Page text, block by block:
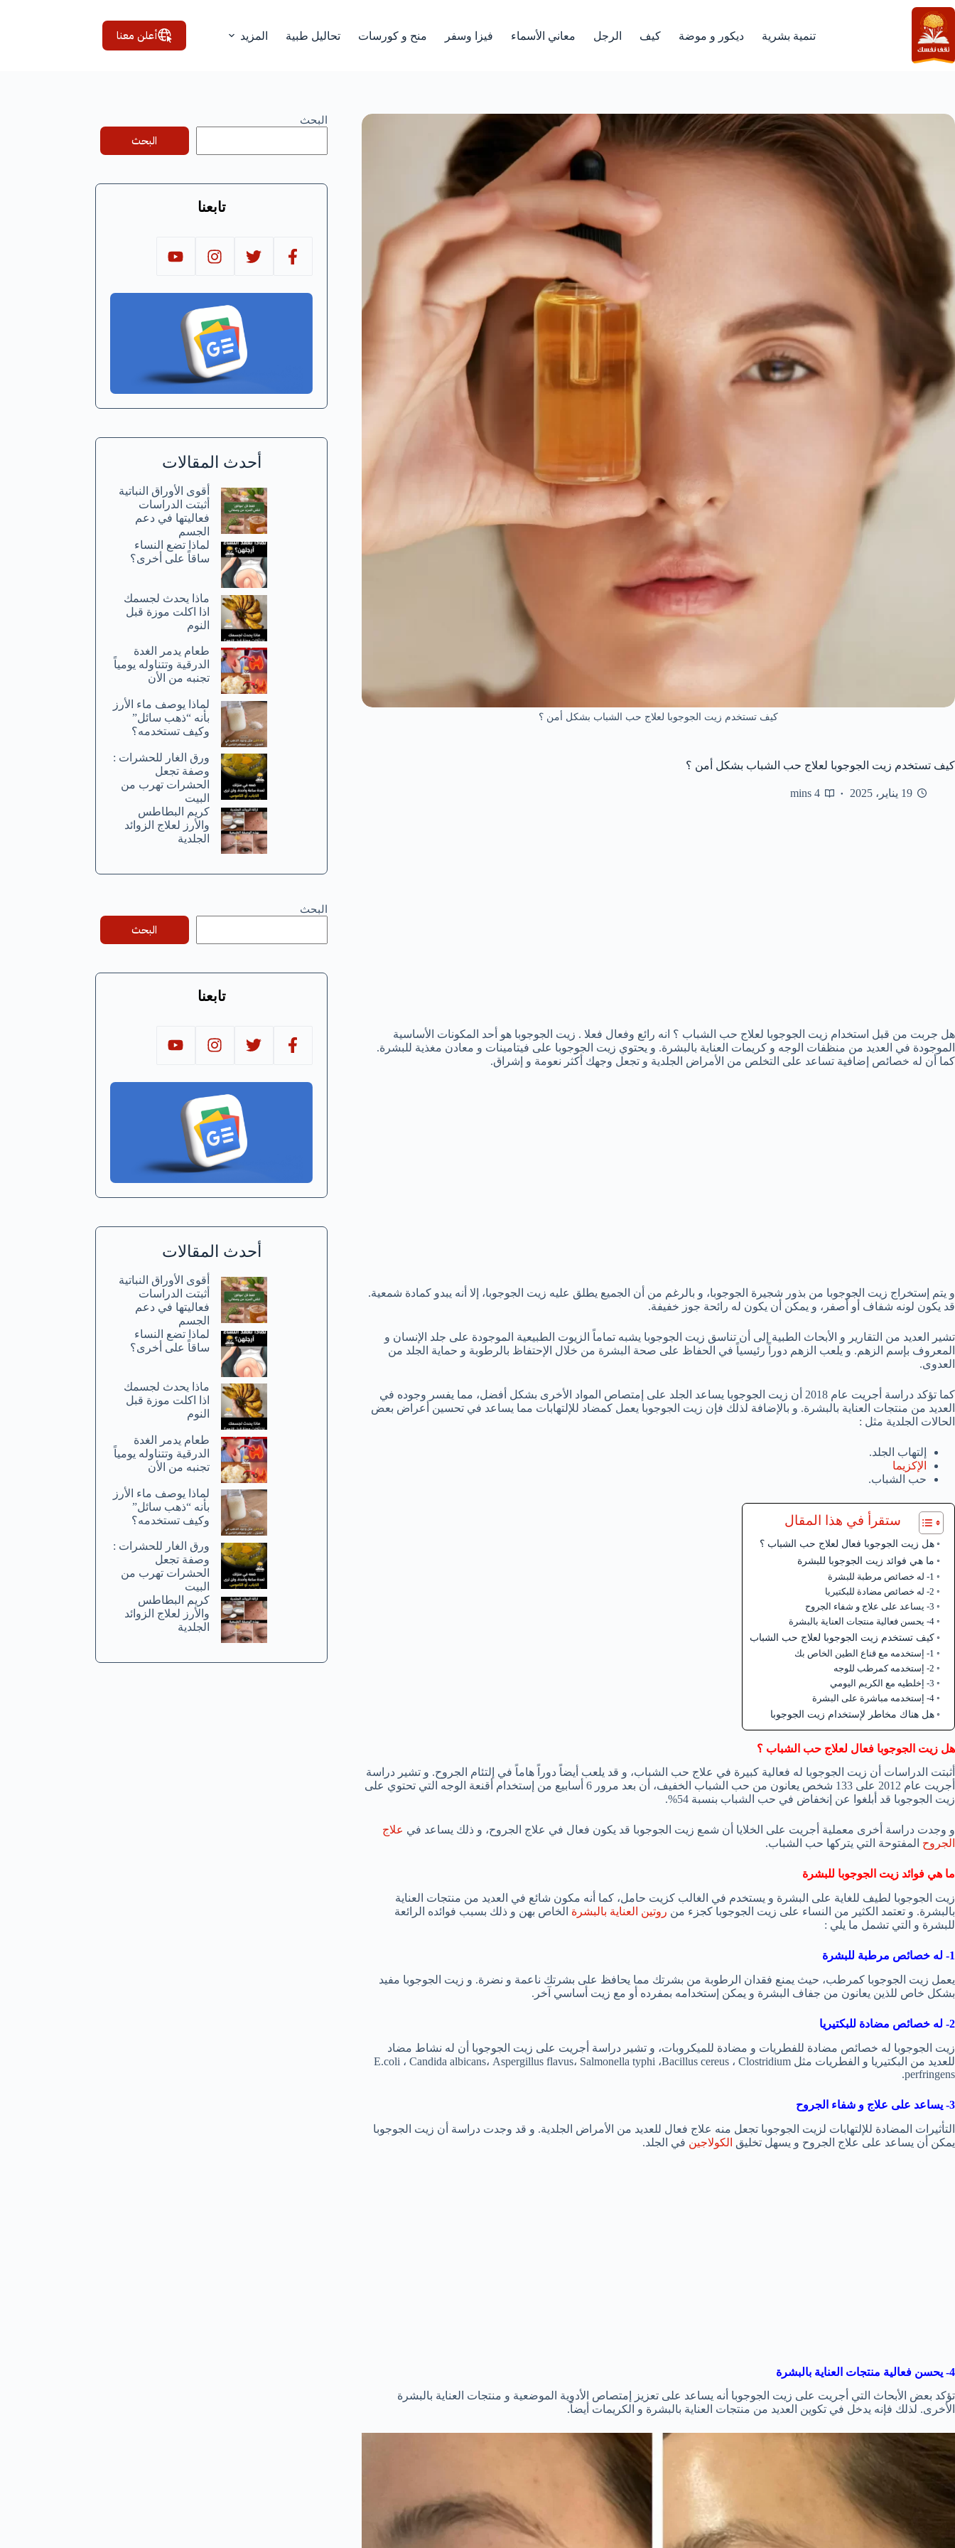
التجاوز
إلى
المحتوى
تنمية بشرية ديكور و موضة كيف الرجل معاني الأسماء فيزا وسفر منح و كورسات تحاليل طبية المزيد أعلن معنا
كيف تستخدم زيت الجوجوبا لعلاج حب الشباب بشكل أمن ؟
كيف تستخدم زيت الجوجوبا لعلاج حب الشباب بشكل أمن ؟
19 يناير، 2025 4 mins
هل جربت من قبل استخدام زيت الجوجوبا لعلاج حب الشباب ؟ انه رائع وفعال فعلا . زيت الجوجوبا هو أحد المكونات الأساسية
الموجودة في العديد من منظفات الوجه و كريمات العناية بالبشرة. و يحتوي زيت الجوجوبا على فيتامينات و معادن مغذية للبشرة.
كما أن له خصائص إضافية تساعد على التخلص من الأمراض الجلدية و تجعل وجهك أكثر نعومة و إشراق.
و يتم إستخراج زيت الجوجوبا من بذور شجيرة الجوجوبا، و بالرغم من أن الجميع يطلق عليه زيت الجوجوبا، إلا أنه يبدو كمادة شمعية.
قد يكون لونه شفاف أو أصفر، و يمكن أن يكون له رائحة جوز خفيفة.
تشير العديد من التقارير و الأبحاث الطبية إلى أن تناسق زيت الجوجوبا يشبه تماماً الزيوت الطبيعية الموجودة على جلد الإنسان و
المعروف بإسم الزهم. و يلعب الزهم دوراً رئيسياً في الحفاظ على صحة البشرة من خلال الإحتفاظ بالرطوبة و حماية الجلد من
العدوى.
كما تؤكد دراسة أجريت عام 2018 أن زيت الجوجوبا يساعد الجلد على إمتصاص المواد الأخرى بشكل أفضل، مما يفسر وجوده في
العديد من منتجات العناية بالبشرة. و بالإضافة لذلك فإن زيت الجوجوبا يعمل كمضاد للإلتهابات مما يساعد في تحسين أعراض بعض
الحالات الجلدية مثل :
إلتهاب الجلد.
الإكزيما
حب الشباب.
ستقرأ في هذا المقال
هل زيت الجوجوبا فعال لعلاج حب الشباب ؟
ما هي فوائد زيت الجوجوبا للبشرة
1- له خصائص مرطبة للبشرة
2- له خصائص مضادة للبكتيريا
3- يساعد على علاج و شفاء الجروح
4- يحسن فعالية منتجات العناية بالبشرة
كيف تستخدم زيت الجوجوبا لعلاج حب الشباب
1- إستخدمه مع قناع الطين الخاص بك
2- إستخدمه كمرطب للوجه
3- إخلطيه مع الكريم اليومي
4- إستخدمه مباشرة على البشرة
هل هناك مخاطر لإستخدام زيت الجوجوبا
هل زيت الجوجوبا فعال لعلاج حب الشباب ؟
أثبتت الدراسات أن زيت الجوجوبا له فعالية كبيرة في علاج حب الشباب، و قد يلعب أيضاً دوراً هاماً في إلتئام الجروح. و تشير دراسة
أجريت عام 2012 على 133 شخص يعانون من حب الشباب الخفيف، أن بعد مرور 6 أسابيع من إستخدام أقنعة الوجه التي تحتوي على
زيت الجوجوبا قد أبلغوا عن إنخفاض في حب الشباب بنسبة 54%.
و وجدت دراسة أخرى معملية أجريت على الخلايا أن شمع زيت الجوجوبا قد يكون فعال في علاج الجروح، و ذلك يساعد في علاج
الجروح المفتوحة التي يتركها حب الشباب.
ما هي فوائد زيت الجوجوبا للبشرة
زيت الجوجوبا لطيف للغاية على البشرة و يستخدم في الغالب كزيت حامل، كما أنه مكون شائع في العديد من منتجات العناية
بالبشرة. و تعتمد الكثير من النساء على زيت الجوجوبا كجزء من روتين العناية بالبشرة الخاص بهن و ذلك بسبب فوائده الرائعة
للبشرة و التي تشمل ما يلي :
1- له خصائص مرطبة للبشرة
يعمل زيت الجوجوبا كمرطب، حيث يمنع فقدان الرطوبة من بشرتك مما يحافظ على بشرتك ناعمة و نضرة. و زيت الجوجوبا مفيد
بشكل خاص للذين يعانون من جفاف البشرة و يمكن إستخدامه بمفرده أو مع زيت أساسي آخر.
2- له خصائص مضادة للبكتيريا
زيت الجوجوبا له خصائص مضادة للفطريات و مضادة للميكروبات، و تشير دراسة أجريت على زيت الجوجوبا أن له نشاط مضاد
للعديد من البكتيريا و الفطريات مثل E.coli ، Candida albicans، Aspergillus flavus، Salmonella typhi ،Bacillus cereus ، Clostridium
perfringens.
3- يساعد على علاج و شفاء الجروح
التأثيرات المضادة للإلتهابات لزيت الجوجوبا تجعل منه علاج فعال للعديد من الأمراض الجلدية. و قد وجدت دراسة أن زيت الجوجوبا
يمكن أن يساعد على علاج الجروح و يسهل تخليق الكولاجين في الجلد.
4- يحسن فعالية منتجات العناية بالبشرة
تؤكد بعض الأبحاث التي أجريت على زيت الجوجوبا أنه يساعد على تعزيز إمتصاص الأدوية الموضعية و منتجات العناية بالبشرة
الأخرى. لذلك فإنه يدخل في تكوين العديد من منتجات العناية بالبشرة و الكريمات أيضاً.
البحث
البحث
تابعنا
أحدث المقالات
أقوى الأوراق النباتية
أثبتت الدراسات
فعاليتها في دعم
الجسم
لماذا تضع النساء
ساقاً على أخرى؟
ماذا يحدث لجسمك
اذا اكلت موزة قبل
النوم
طعام يدمر الغدة
الدرقية وتتناوله يومياً
تجنبه من الأن
لماذا يوصف ماء الأرز
بأنه “ذهب سائل”
وكيف تستخدمه؟
ورق الغار للحشرات :
وصفة تجعل
الحشرات تهرب من
البيت
كريم البطاطس
والأرز لعلاج الزوائد
الجلدية
البحث
البحث
تابعنا
أحدث المقالات
أقوى الأوراق النباتية
أثبتت الدراسات
فعاليتها في دعم
الجسم
لماذا تضع النساء
ساقاً على أخرى؟
ماذا يحدث لجسمك
اذا اكلت موزة قبل
النوم
طعام يدمر الغدة
الدرقية وتتناوله يومياً
تجنبه من الأن
لماذا يوصف ماء الأرز
بأنه “ذهب سائل”
وكيف تستخدمه؟
ورق الغار للحشرات :
وصفة تجعل
الحشرات تهرب من
البيت
كريم البطاطس
والأرز لعلاج الزوائد
الجلدية